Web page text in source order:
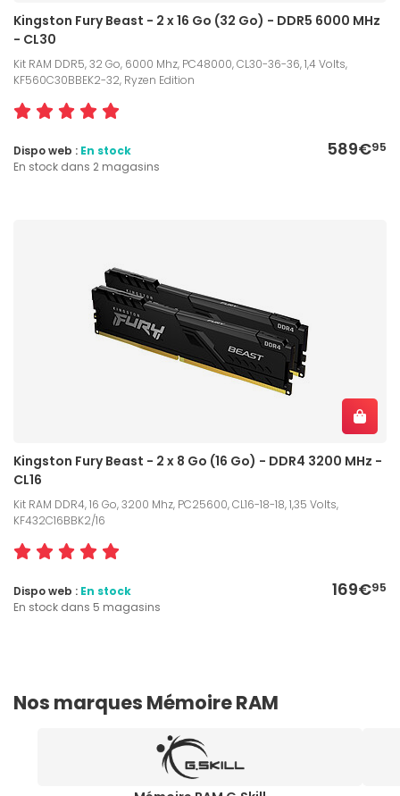
Kingston Fury Beast - 2 x 16 Go (32 Go) - DDR5 6000 MHz
- CL30
Kit RAM DDR5, 32 Go, 6000 Mhz, PC48000, CL30-36-36, 1,4 Volts,
KF560C30BBEK2-32, Ryzen Edition
589€95
Dispo web : En stock
En stock dans 2 magasins
Kingston Fury Beast - 2 x 8 Go (16 Go) - DDR4 3200 MHz -
CL16
Kit RAM DDR4, 16 Go, 3200 Mhz, PC25600, CL16-18-18, 1,35 Volts,
KF432C16BBK2/16
169€95
Dispo web : En stock
En stock dans 5 magasins
Nos marques Mémoire RAM